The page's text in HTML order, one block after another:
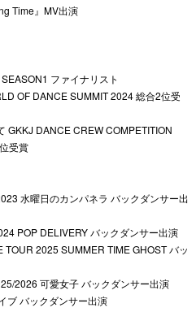
Time』MV出演
ファイナリスト
OF DANCE SUMMIT 2024 総合2位受
GKKJ DANCE CREW COMPETITION
受賞
水曜日のカンパネラ バックダンサー出
POP DELIVERY バックダンサー出演
TOUR 2025 SUMMER TIME GHOST バッ
2026 可愛女子 バックダンサー出演
ブ バックダンサー出演